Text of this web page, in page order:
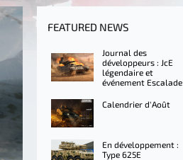
FEATURED NEWS
Journal des
développeurs : JcE
légendaire et
événement Escalade
Calendrier d'Août
En développement :
Type 625E